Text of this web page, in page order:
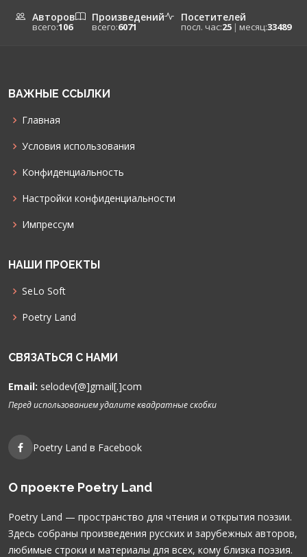
Авторов
всего:106
Произведений
всего:6071
Посетителей
посл. час:25 | месяц:33489
ВАЖНЫЕ ССЫЛКИ
Главная
Условия использования
Конфиденциальность
Настройки конфиденциальности
Импрессум
НАШИ ПРОЕКТЫ
SeLo Soft
Poetry Land
СВЯЗАТЬСЯ С НАМИ
Email: selodev[@]gmail[.]com
Перед использованием удалите квадратные скобки
Poetry Land в Facebook
О проекте Poetry Land
Poetry Land — пространство для чтения и открытия поэзии.
Здесь собраны произведения русских и зарубежных авторов,
любимые строки и материалы для всех, кому близка поэзия.